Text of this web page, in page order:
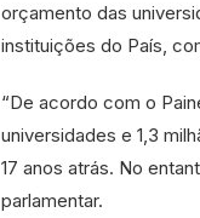
orçamento das
instituições do País,
“De acordo com o
universidades e 1,3
17 anos atrás. No
parlamentar.